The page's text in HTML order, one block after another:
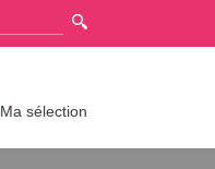
Ma sélection